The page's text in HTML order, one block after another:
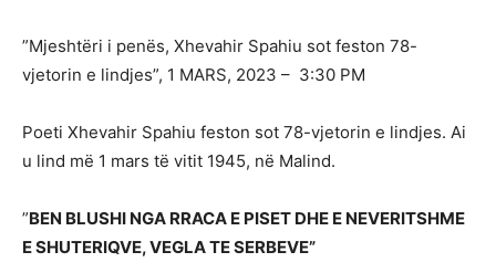
”Mjeshtëri i penës, Xhevahir Spahiu sot feston 78-
vjetorin e lindjes”, 1 MARS, 2023 – 3:30 PM
Poeti Xhevahir Spahiu feston sot 78-vjetorin e lindjes. Ai
u lind më 1 mars të vitit 1945, në Malind.
”BEN BLUSHI NGA RRACA E PISET DHE E NEVERITSHME
E SHUTERIQVE, VEGLA TE SERBEVE”